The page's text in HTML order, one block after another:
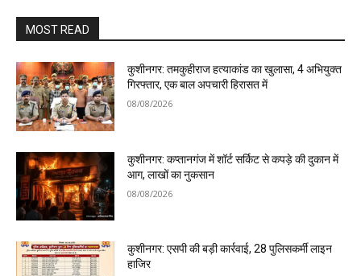
MOST READ
कुशीनगर: तमकुहीराज हत्याकांड का खुलासा, 4 अभियुक्त
गिरफ्तार, एक बाल अपचारी हिरासत में
08/08/2026
कुशीनगर: कप्तानगंज में शॉर्ट सर्किट से कपड़े की दुकान में
आग, लाखों का नुकसान
08/08/2026
कुशीनगर: एसपी की बड़ी कार्रवाई, 28 पुलिसकर्मी लाइन
हाजिर